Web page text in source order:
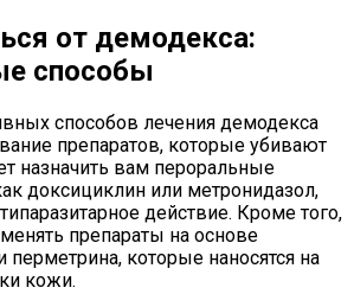
от демодекса:
способы
способов лечения демодекса
препаратов, которые убивают
назначить вам пероральные
доксициклин или метронидазол,
действие. Кроме того,
препараты на основе
перметрина, которые наносятся на
кожи.